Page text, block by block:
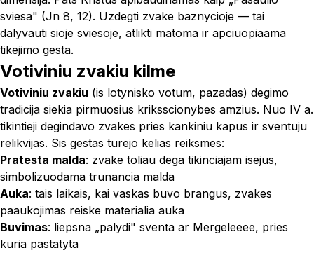
sviesa" (Jn 8, 12). Uzdegti zvake baznycioje — tai
dalyvauti sioje sviesoje, atlikti matoma ir apciuopiaama
tikejimo gesta.
Votiviniu zvakiu kilme
Votiviniu zvakiu (is lotynisko votum, pazadas) degimo
tradicija siekia pirmuosius kriksscionybes amzius. Nuo IV a.
tikintieji degindavo zvakes pries kankiniu kapus ir sventuju
relikvijas. Sis gestas turejo kelias reiksmes:
Pratesta malda: zvake toliau dega tikinciajam isejus,
simbolizuodama trunancia malda
Auka: tais laikais, kai vaskas buvo brangus, zvakes
paaukojimas reiske materialia auka
Buvimas: liepsna „palydi" sventa ar Mergeleeee, pries
kuria pastatyta